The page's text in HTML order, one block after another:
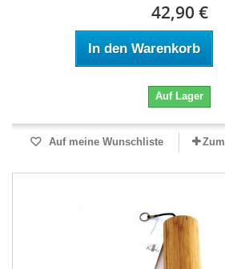
42,90 €
In den Warenkorb
Auf Lager
Auf meine Wunschliste